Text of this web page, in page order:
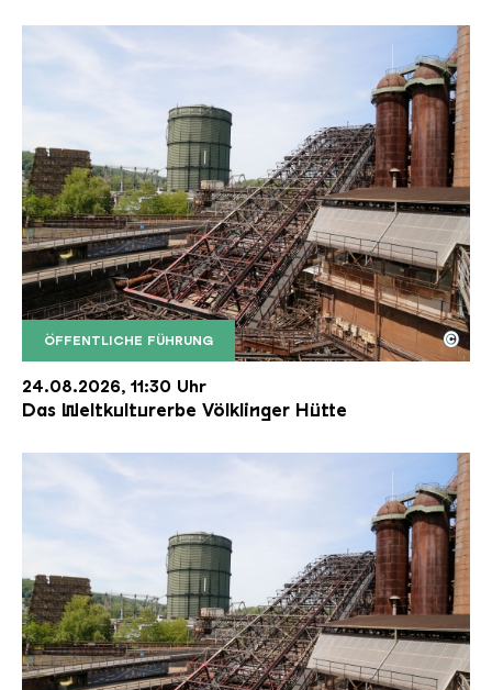
ÖFFENTLICHE FÜHRUNG
Der Erzschrägaufzug der Völklinger Hütte mit
Copyright: Weltkulturerbe Völklinger Hütte | Karl
©
24.08.2026, 11:30 Uhr
Das Weltkulturerbe Völklinger Hütte